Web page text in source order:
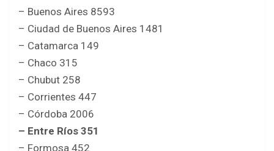
– Buenos Aires 8593
– Ciudad de Buenos Aires 1481
– Catamarca 149
– Chaco 315
– Chubut 258
– Corrientes 447
– Córdoba 2006
– Entre Ríos 351
– Formosa 452